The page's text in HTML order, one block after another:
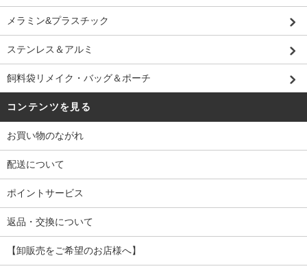
メラミン&プラスチック
ステンレス＆アルミ
飼料袋リメイク・バッグ＆ポーチ
コンテンツを見る
お買い物のながれ
配送について
ポイントサービス
返品・交換について
【卸販売をご希望のお店様へ】